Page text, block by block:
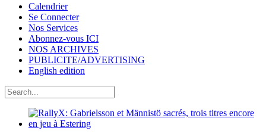
Calendrier
Se Connecter
Nos Services
Abonnez-vous ICI
NOS ARCHIVES
PUBLICITE/ADVERTISING
English edition